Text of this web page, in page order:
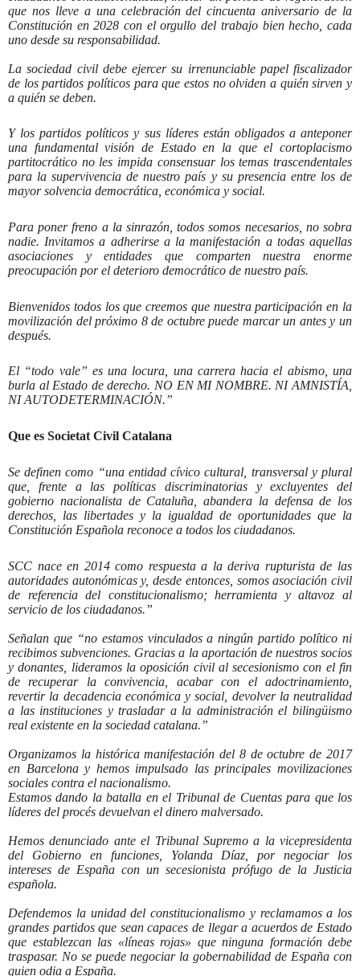
que nos lleve a una celebración del cincuenta aniversario de la
Constitución en 2028 con el orgullo del trabajo bien hecho, cada
uno desde su responsabilidad.
La sociedad civil debe ejercer su irrenunciable papel fiscalizador
de los partidos políticos para que estos no olviden a quién sirven y
a quién se deben.
Y los partidos políticos y sus líderes están obligados a anteponer
una fundamental visión de Estado en la que el cortoplacismo
partitocrático no les impida consensuar los temas trascendentales
para la supervivencia de nuestro país y su presencia entre los de
mayor solvencia democrática, económica y social.
Para poner freno a la sinrazón, todos somos necesarios, no sobra
nadie. Invitamos a adherirse a la manifestación a todas aquellas
asociaciones y entidades que comparten nuestra enorme
preocupación por el deterioro democrático de nuestro país.
Bienvenidos todos los que creemos que nuestra participación en la
movilización del próximo 8 de octubre puede marcar un antes y un
después.
El “todo vale” es una locura, una carrera hacia el abismo, una
burla al Estado de derecho. NO EN MI NOMBRE. NI AMNISTÍA,
NI AUTODETERMINACIÓN.”
Que es Societat Civil Catalana
Se definen como “una entidad cívico cultural, transversal y plural
que, frente a las políticas discriminatorias y excluyentes del
gobierno nacionalista de Cataluña, abandera la defensa de los
derechos, las libertades y la igualdad de oportunidades que la
Constitución Española reconoce a todos los ciudadanos.
SCC nace en 2014 como respuesta a la deriva rupturista de las
autoridades autonómicas y, desde entonces, somos asociación civil
de referencia del constitucionalismo; herramienta y altavoz al
servicio de los ciudadanos.”
Señalan que “no estamos vinculados a ningún partido político ni
recibimos subvenciones. Gracias a la aportación de nuestros socios
y donantes, lideramos la oposición civil al secesionismo con el fin
de recuperar la convivencia, acabar con el adoctrinamiento,
revertir la decadencia económica y social, devolver la neutralidad
a las instituciones y trasladar a la administración el bilingüismo
real existente en la sociedad catalana.”
Organizamos la histórica manifestación del 8 de octubre de 2017
en Barcelona y hemos impulsado las principales movilizaciones
sociales contra el nacionalismo.
Estamos dando la batalla en el Tribunal de Cuentas para que los
líderes del procés devuelvan el dinero malversado.
Hemos denunciado ante el Tribunal Supremo a la vicepresidenta
del Gobierno en funciones, Yolanda Díaz, por negociar los
intereses de España con un secesionista prófugo de la Justicia
española.
Defendemos la unidad del constitucionalismo y reclamamos a los
grandes partidos que sean capaces de llegar a acuerdos de Estado
que establezcan las «líneas rojas» que ninguna formación debe
traspasar. No se puede negociar la gobernabilidad de España con
quien odia a España.